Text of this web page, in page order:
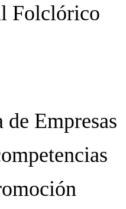
Folclórico
Empresas